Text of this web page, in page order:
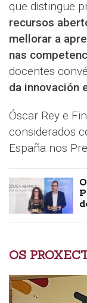
que distingue
recursos
mellorar a
nas
docentes
da innovación
Óscar Rey e
considerados
España nos
OS